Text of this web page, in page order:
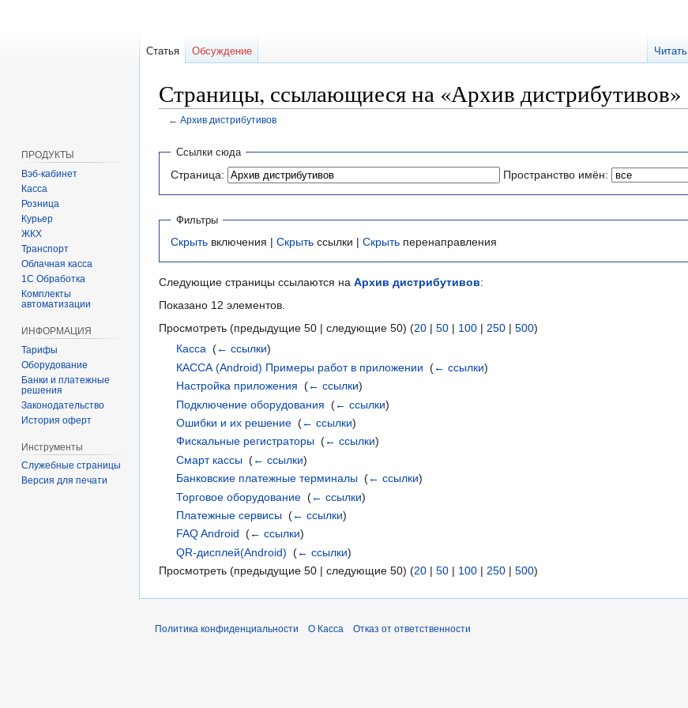
Страницы, ссылающиеся на «Архив дистрибутивов»
← Архив дистрибутивов
Перейти
навигации
Перейти
поиску
Ссылки сюда
Страница: Пространство имён:
Фильтры
Скрыть включения | Скрыть ссылки | Скрыть перенаправления
Следующие страницы ссылаются на Архив дистрибутивов:
Показано 12 элементов.
Просмотреть (предыдущие 50 | следующие 50) (20 | 50 | 100 | 250 | 500)
Касса ‎(← ссылки)
КАССА (Android) Примеры работ в приложении ‎(← ссылки)
Настройка приложения ‎(← ссылки)
Подключение оборудования ‎(← ссылки)
Ошибки и их решение ‎(← ссылки)
Фискальные регистраторы ‎(← ссылки)
Смарт кассы ‎(← ссылки)
Банковские платежные терминалы ‎(← ссылки)
Торговое оборудование ‎(← ссылки)
Платежные сервисы ‎(← ссылки)
FAQ Android ‎(← ссылки)
QR-дисплей(Android) ‎(← ссылки)
Просмотреть (предыдущие 50 | следующие 50) (20 | 50 | 100 | 250 | 500)
Статья Обсуждение Читать
ПРОДУКТЫ
Вэб-кабинет
Касса
Розница
Курьер
ЖКХ
Транспорт
Облачная касса
1С Обработка
Комплекты
автоматизации
ИНФОРМАЦИЯ
Тарифы
Оборудование
Банки и платежные
решения
Законодательство
История оферт
Инструменты
Служебные страницы
Версия для печати
Политика конфиденциальности О Касса Отказ от ответственности